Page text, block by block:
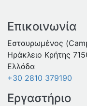
Επικοινωνία
Εσταυρωμένος
Ηράκλειο Κρήτης
Ελλάδα
+30 2810 379190
Εργαστήριο